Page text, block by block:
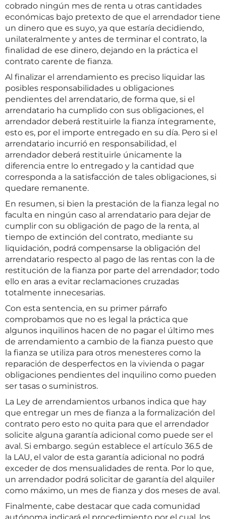
cobrado ningún mes de renta u otras cantidades
económicas bajo pretexto de que el arrendador tiene
un dinero que es suyo, ya que estaría decidiendo,
unilateralmente y antes de terminar el contrato, la
finalidad de ese dinero, dejando en la práctica el
contrato carente de fianza.
Al finalizar el arrendamiento es preciso liquidar las
posibles responsabilidades u obligaciones
pendientes del arrendatario, de forma que, si el
arrendatario ha cumplido con sus obligaciones, el
arrendador deberá restituirle la fianza íntegramente,
esto es, por el importe entregado en su día. Pero si el
arrendatario incurrió en responsabilidad, el
arrendador deberá restituirle únicamente la
diferencia entre lo entregado y la cantidad que
corresponda a la satisfacción de tales obligaciones, si
quedare remanente.
En resumen, si bien la prestación de la fianza legal no
faculta en ningún caso al arrendatario para dejar de
cumplir con su obligación de pago de la renta, al
tiempo de extinción del contrato, mediante su
liquidación, podrá compensarse la obligación del
arrendatario respecto al pago de las rentas con la de
restitución de la fianza por parte del arrendador; todo
ello en aras a evitar reclamaciones cruzadas
totalmente innecesarias.
Con esta sentencia, en su primer párrafo
comprobamos que no es legal la práctica que
algunos inquilinos hacen de no pagar el último mes
de arrendamiento a cambio de la fianza puesto que
la fianza se utiliza para otros menesteres como la
reparación de desperfectos en la vivienda o pagar
obligaciones pendientes del inquilino como pueden
ser tasas o suministros.
La Ley de arrendamientos urbanos indica que hay
que entregar un mes de fianza a la formalización del
contrato pero esto no quita para que el arrendador
solicite alguna garantía adicional como puede ser el
aval. Si embargo. según establece el artículo 36.5 de
la LAU, el valor de esta garantía adicional no podrá
exceder de dos mensualidades de renta. Por lo que,
un arrendador podrá solicitar de garantía del alquiler
como máximo, un mes de fianza y dos meses de aval.
Finalmente, cabe destacar que cada comunidad